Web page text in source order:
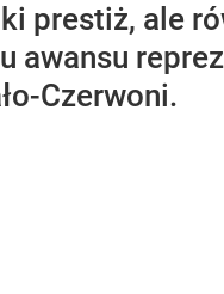
prestiż, ale
awansu
Czerwoni.